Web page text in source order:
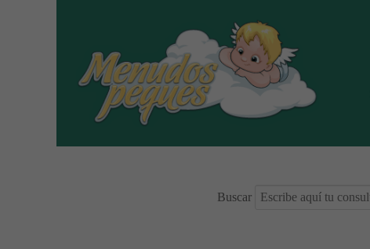
Buscar